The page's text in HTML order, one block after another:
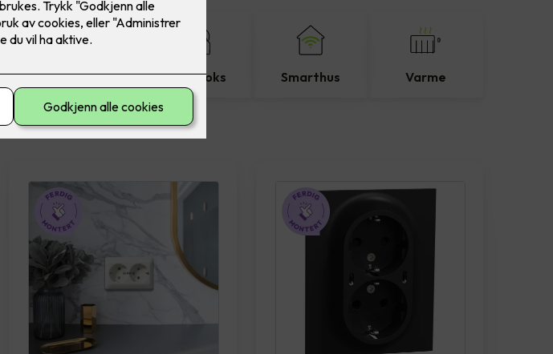
Ferdig montert Ladeboks Smarthus Varme